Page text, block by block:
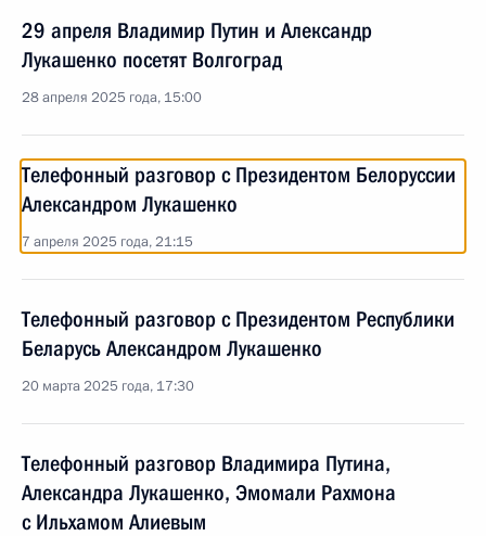
29 апреля Владимир Путин и Александр
Лукашенко посетят Волгоград
28 апреля 2025 года, 15:00
Телефонный разговор с Президентом Белоруссии
Александром Лукашенко
7 апреля 2025 года, 21:15
Телефонный разговор с Президентом Республики
Беларусь Александром Лукашенко
20 марта 2025 года, 17:30
Телефонный разговор Владимира Путина,
Александра Лукашенко, Эмомали Рахмона
с Ильхамом Алиевым